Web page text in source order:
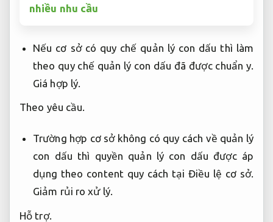
nhiều nhu cầu
Nếu cơ sở có quy chế quản lý con dấu thì làm
theo quy chế quản lý con dấu đã được chuẩn y.
Giá hợp lý.
Theo yêu cầu.
Trường hợp cơ sở không có quy cách về quản lý
con dấu thì quyền quản lý con dấu được áp
dụng theo content quy cách tại Điều lệ cơ sở.
Giảm rủi ro xử lý.
Hỗ trợ.